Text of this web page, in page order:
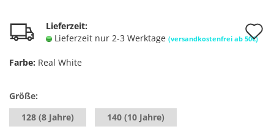
Lieferzeit:
Lieferzeit nur 2-3 Werktage (versandkostenfrei ab 50€)
Farbe: Real White
Größe:
128 (8 Jahre)
140 (10 Jahre)